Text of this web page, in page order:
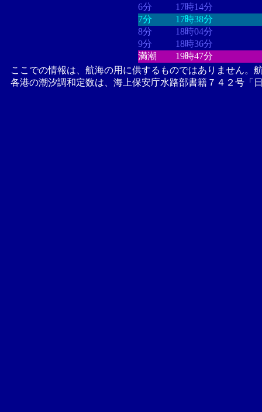
6分
17時14分
7分
17時38分
8分
18時04分
9分
18時36分
満潮
19時47分
ここでの情報は、航海の用に供するものではありません。
各港の潮汐調和定数は、海上保安庁水路部書籍７４２号「